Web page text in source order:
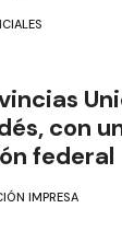
con
federal
IMPRESA